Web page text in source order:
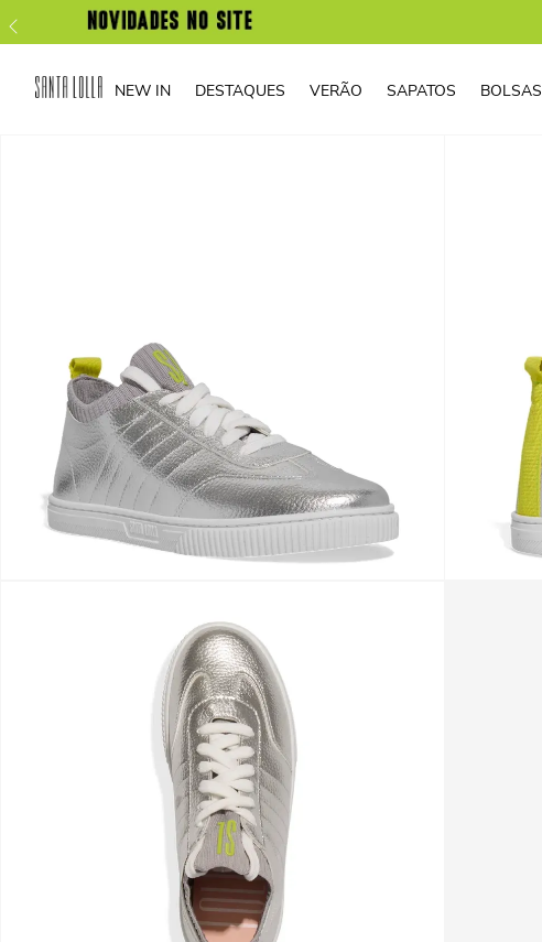
NEW IN DESTAQUES VERÃO SAPATOS BOLSAS